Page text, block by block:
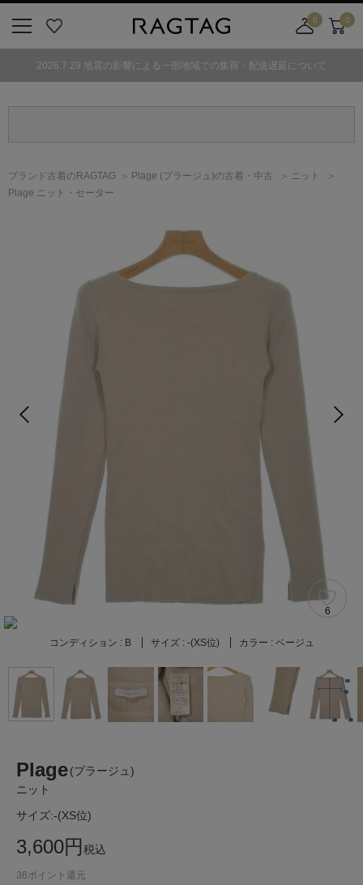
気
0
舗
カ
ト
0
2026.7.29 地震の影響による一部地域での集荷・配送遅延について
ブランド古着のRAGTAG Plage (プラージュ)の古着・中古
ニット
Plage ニット・セーター
6
コンディション : B サイズ : -(XS位) カラー : ベージュ
Plage(プラージュ)
ニット
サイズ:-(XS位)
3,600円税込
36ポイント還元